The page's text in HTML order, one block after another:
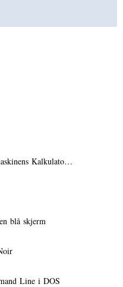
Kalkulato…
blå skjerm
Line i DOS